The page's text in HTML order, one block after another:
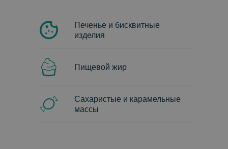
Печенье и бисквитные
изделия
Пищевой жир
Сахаристые и карамельные
массы